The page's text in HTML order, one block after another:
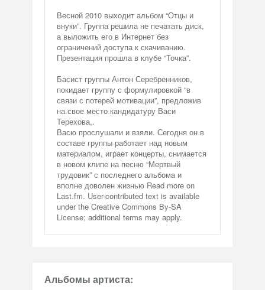
Весной 2010 выходит альбом “Отцы и
внуки”. Группа решила не печатать диск,
а выложить его в Интернет без
ограничений доступа к скачиванию.
Презентация прошла в клубе “Точка”.
Басист группы Антон Серебренников,
покидает группу с формулировкой “в
связи с потерей мотивации”, предложив
на свое место кандидатуру Васи
Терехова,.
Васю прослушали и взяли. Сегодня он в
составе группы работает над новым
материалом, играет концерты, снимается
в новом клипе на песню “Мертвый
трудовик” с последнего альбома и
вполне доволен жизнью Read more on
Last.fm. User-contributed text is available
under the Creative Commons By-SA
License; additional terms may apply.
Альбомы артиста: